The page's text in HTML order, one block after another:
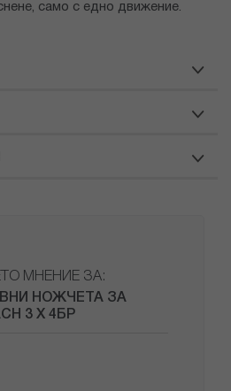
само с едно движение.
МНЕНИЕ ЗА:
НОЖЧЕТА ЗА
3 X 4БР